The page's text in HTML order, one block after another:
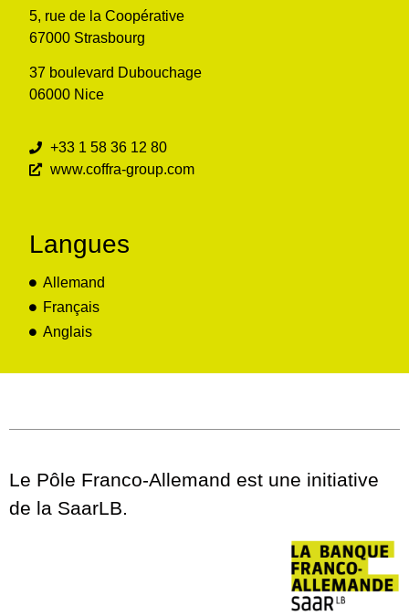
5, rue de la Coopérative
67000 Strasbourg
37 boulevard Dubouchage
06000 Nice
+33 1 58 36 12 80
www.coffra-group.com
Langues
Allemand
Français
Anglais
Le Pôle Franco-Allemand est une initiative
de la SaarLB.